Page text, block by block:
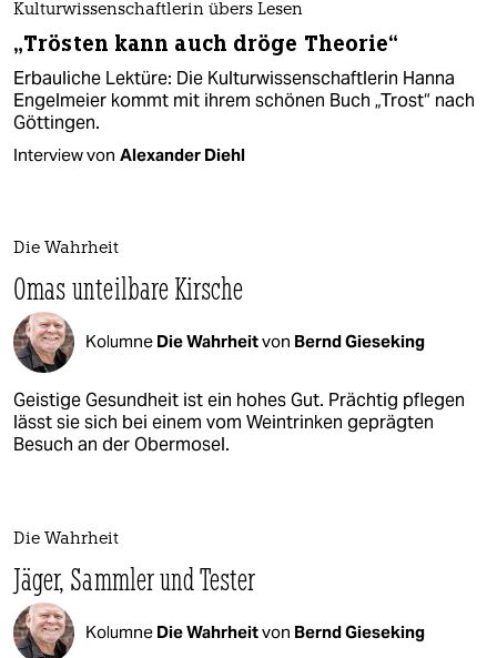
Kulturwissenschaftlerin übers Lesen
„Trösten kann auch dröge Theorie“
Erbauliche Lektüre: Die Kulturwissenschaftlerin Hanna
Engelmeier kommt mit ihrem schönen Buch „Trost“ nach
Göttingen.
Interview von Alexander Diehl
Die Wahrheit
Omas unteilbare Kirsche
Kolumne Die Wahrheitvon Bernd Gieseking
Geistige Gesundheit ist ein hohes Gut. Prächtig pflegen
lässt sie sich bei einem vom Weintrinken geprägten
Besuch an der Obermosel.
Die Wahrheit
Jäger, Sammler und Tester
Kolumne Die Wahrheitvon Bernd Gieseking